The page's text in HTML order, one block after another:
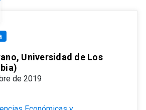
Universidad de Los
de 2019